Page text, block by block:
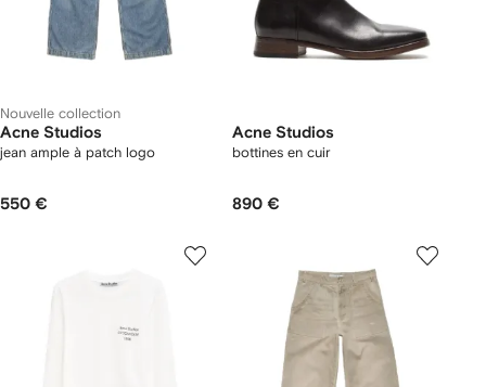
Nouvelle collection
Acne Studios
jean ample à patch logo
550 €
Acne Studios
bottines en cuir
890 €